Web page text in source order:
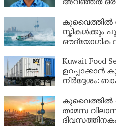
യുഎഇയിലെ
കാണണം’
കുവൈത്തിൽ
ഔദ്യോഗിക
Kuwait Food
ഉറപ്പാക്കാൻ
നിർദ്ദേശം:
കുവൈത്തിൽ
താമസ